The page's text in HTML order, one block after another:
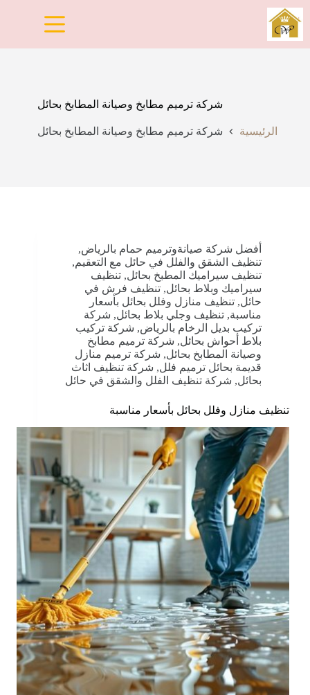
التجاوز
إلى
المحتوى
شركة ترميم مطابخ وصيانة المطابخ بحائل
الرئيسية شركة ترميم مطابخ وصيانة المطابخ بحائل
أفضل شركة صيانةوترميم حمام بالرياض,
تنظيف الشقق والفلل في حائل مع التعقيم,
تنظيف سيراميك المطبخ بحائل, تنظيف
سيراميك وبلاط بحائل, تنظيف فرش في
حائل, تنظيف منازل وفلل بحائل بأسعار
مناسبة, تنظيف وجلي بلاط بحائل, شركة
تركيب بديل الرخام بالرياض, شركة تركيب
بلاط أحواش بحائل, شركة ترميم مطابخ
وصيانة المطابخ بحائل, شركة ترميم منازل
قديمة بحائل ترميم فلل, شركة تنظيف اثاث
بحائل, شركة تنظيف الفلل والشقق في حائل
تنظيف منازل وفلل بحائل بأسعار مناسبة